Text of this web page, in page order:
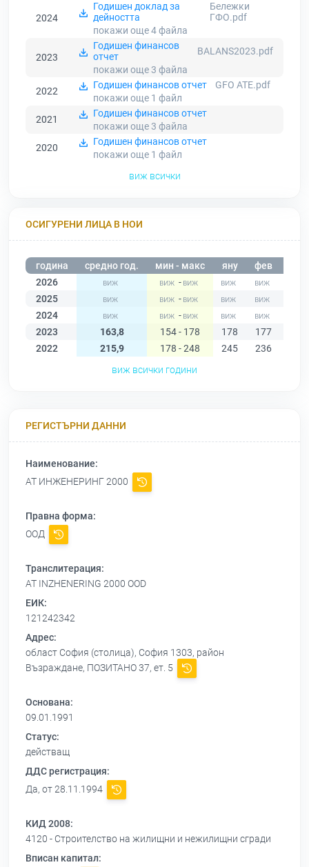
2024
Годишен доклад за
дейността
Бележки
ГФО.pdf
покажи още 4файла
2023
Годишен финансов
отчет
BALANS2023.pdf
покажи още 3 файла
2022
Годишен финансов отчет
GFO ATE.pdf
покажи още 1 файл
2021
Годишен финансов отчет
покажи още 3 файла
2020
Годишен финансов отчет
покажи още 1 файл
виж всички
ОСИГУРЕНИ ЛИЦА В НОИ
година средно год. мин - макс яну фев
2026
-
2025
-
2024
-
2023
163,8 154 - 178 178 177
2022
215,9 178 - 248 245 236
виж всички години
РЕГИСТЪРНИ ДАННИ
Наименование:
АТ ИНЖЕНЕРИНГ 2000
Правна форма:
ООД
Транслитерация:
AT INZHENERING 2000 OOD
ЕИК:
121242342
Адрес:
област София (столица), София 1303, район
Възраждане, ПОЗИТАНО 37, ет. 5
Основана:
09.01.1991
Статус:
действащ
ДДС регистрация:
Да, от 28.11.1994
КИД 2008:
4120 - Строителство на жилищни и нежилищни сгради
Вписан капитал: